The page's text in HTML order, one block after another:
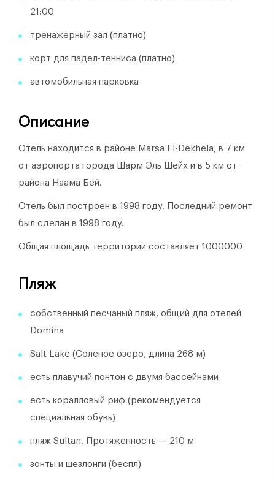
21:00
тренажерный зал (платно)
корт для падел-тенниса (платно)
автомобильная парковка
Описание
Отель находится в районе Marsa El-Dekhela, в 7 км
от аэропорта города Шарм Эль Шейх и в 5 км от
района Наама Бей.
Отель был построен в 1998 году.
Последний ремонт
был сделан в 1998 году.
Общая площадь территории составляет 1000000
Пляж
собственный песчаный пляж, общий для отелей
Domina
Salt Lake (Соленое озеро, длина 268 м)
есть плавучий понтон с двумя бассейнами
есть коралловый риф (рекомендуется
специальная обувь)
пляж Sultan. Протяженность — 210 м
зонты и шезлонги (беспл)